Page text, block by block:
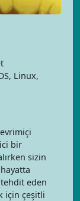
Linux,
bir
sizin
tehdit eden
için çeşitli